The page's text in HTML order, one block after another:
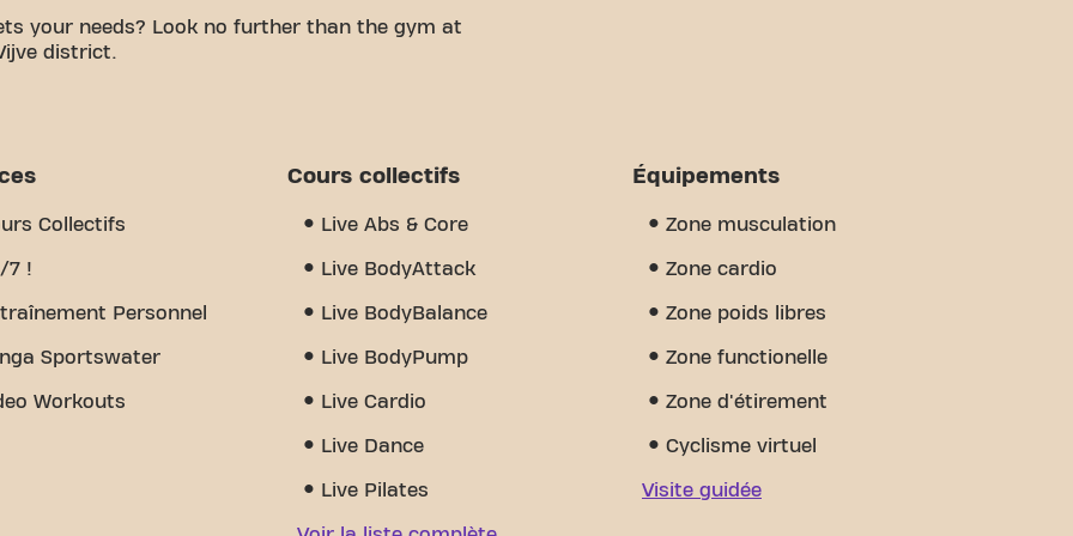
your needs? Look no further than the gym at
district.
a comfortable space to work on your fitness
24/7. But what really sets us apart is the sense
why Basic-Fit Waregem St-Eloois-Vijve
Collectifs
7 !
Personnel
Sportswater
Workouts
Cours collectifs
Live Abs & Core
Live BodyAttack
Live BodyBalance
Live BodyPump
Live Cardio
Live Dance
Live Pilates
Équipements
Zone musculation
Zone cardio
Zone poids libres
Zone functionelle
Zone d'étirement
Cyclisme virtuel
Visite guidée